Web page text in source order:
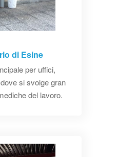
di Esine
per uffici,
si svolge gran
del lavoro.